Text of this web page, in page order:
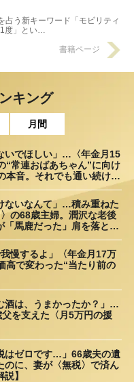
占う新キーワード「モビリティ
度」とい…
書籍ページ
キング
月間
いでほしい」…〈年金月15
“常連おばあちゃん”に向け
本音。それでも通い続ける
ないなんて」…積み重ねた
の68歳主婦。潤沢な老後
「馬鹿だった」肩を落とす
我慢するよ」〈年金月17万
高で変わった“当たり前の
酒は、うまかったか？」…
を支えた〈月5万円の援
はゼロです…」66歳夫の遺
のに、妻が〈無税〉で済ん
】